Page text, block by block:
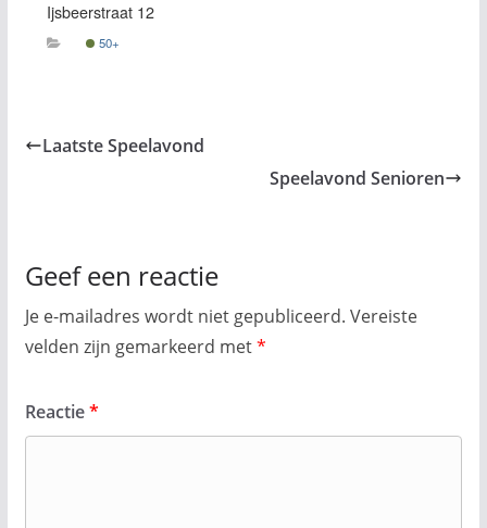
Ijsbeerstraat 12
50+
Laatste Speelavond
Speelavond Senioren
Geef een reactie
Je e-mailadres wordt niet gepubliceerd. Vereiste
velden zijn gemarkeerd met*
Reactie*